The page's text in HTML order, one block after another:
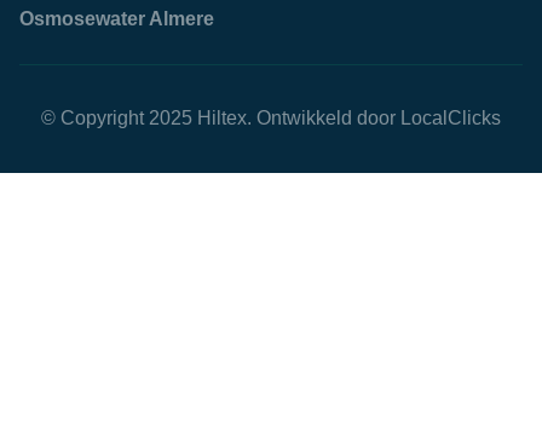
Osmosewater Almere
© Copyright 2025 Hiltex. Ontwikkeld door LocalClicks